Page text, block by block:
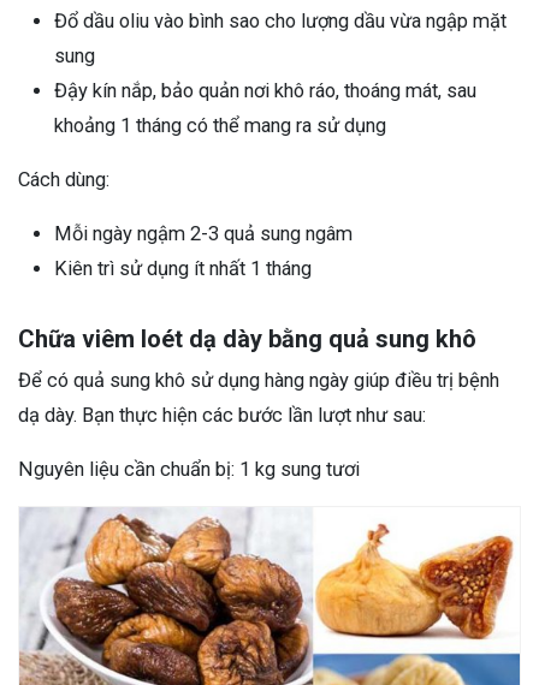
Đổ dầu oliu vào bình sao cho lượng dầu vừa ngập mặt
sung
Đậy kín nắp, bảo quản nơi khô ráo, thoáng mát, sau
khoảng 1 tháng có thể mang ra sử dụng
Cách dùng:
Mỗi ngày ngậm 2-3 quả sung ngâm
Kiên trì sử dụng ít nhất 1 tháng
Chữa viêm loét dạ dày bằng quả sung khô
Để có quả sung khô sử dụng hàng ngày giúp điều trị bệnh
dạ dày. Bạn thực hiện các bước lần lượt như sau:
Nguyên liệu cần chuẩn bị: 1 kg sung tươi